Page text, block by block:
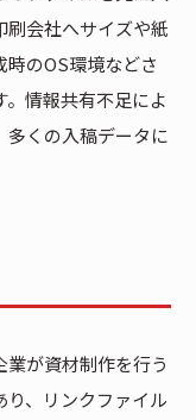
刷会社へサイズや紙
のOS環境などさ
情報共有不足によ
多くの入稿データに
が資材制作を行う
、リンクファイル